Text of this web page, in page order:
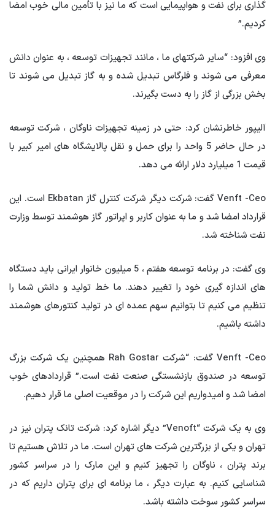
گذاری برای نفت و هواپیمایی است که ما نیز با تأمین مالی خوب امضا
کردیم.”
وی افزود: “سایر شرکتهای ما ، مانند تجهیزات توسعه ، به عنوان دانش
معرفی می شوند و فلرگاس تبدیل شده و به گاز تبدیل می شوند تا
بخش بزرگی از گاز را به دست بگیرند.
آلیپور خاطرنشان کرد: حتی در زمینه تجهیزات ناوگان ، شرکت توسعه
در حال حاضر 5 واحد را برای حمل و نقل پالایشگاه های امیر کبیر با
قیمت 1 میلیارد دلار ارائه می دهد.
Venft -Ceo گفت: شرکت دیگر شرکت کنترل گاز Ekbatan است. این
قرارداد امضا شد و ما به عنوان کاربر و اپراتور گاز هوشمند توسط وزارت
نفت شناخته شد.
وی گفت: در برنامه توسعه هفتم ، 5 میلیون خانوار ایرانی باید دستگاه
های اندازه گیری خود را تغییر دهند. ما خط تولید و دانش شما را
تنظیم می کنیم تا بتوانیم سهم عمده ای در تولید کنتورهای هوشمند
داشته باشیم.
Venft -Ceo گفت: “شرکت Rah Gostar همچنین یک شرکت بزرگ
توسعه در صندوق بازنشستگی صنعت نفت است.” قراردادهای خوب
امضا شد و امیدواریم این شرکت را در موقعیت اصلی ما قرار دهیم.
وی به یک شرکت “Venoft” دیگر اشاره کرد: شرکت تانک پتران نیز در
تهران و یکی از بزرگترین شرکت های تهران است. ما در تلاش هستیم تا
برند پتران ، ناوگان را تجهیز کنیم و این مارک را در سراسر کشور
شناسایی کنیم. به عبارت دیگر ، ما برنامه ای برای پتران داریم که در
سراسر کشور سوخت داشته باشد.